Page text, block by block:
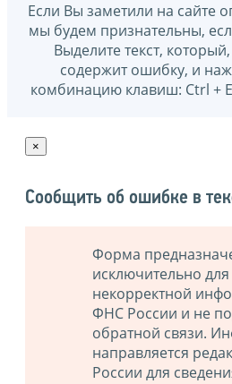
Если Вы заметили на сайте
мы будем признательны,
Выделите текст,
содержит ошибку, и
комбинацию клавиш: Ctrl +
×
Сообщить об ошибке в
Форма
исключительно
некорректной
ФНС России и не
обратной связи.
направляется
России для